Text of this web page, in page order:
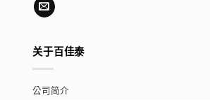
关于百佳泰
公司简介